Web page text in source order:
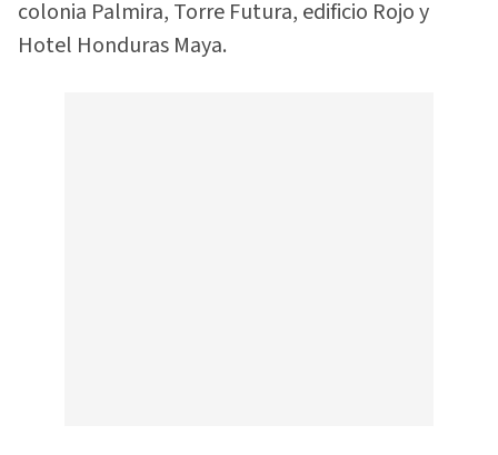
colonia Palmira, Torre Futura, edificio Rojo y
Hotel Honduras Maya.